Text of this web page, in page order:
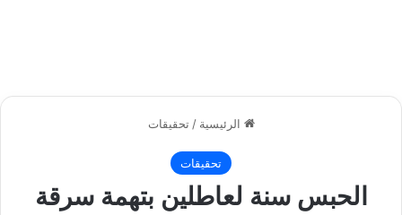
الرئيسية / تحقيقات
تحقيقات
الحبس سنة لعاطلين بتهمة سرقة